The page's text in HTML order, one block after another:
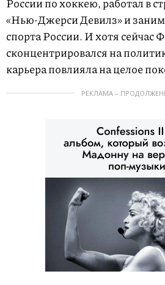
«Нью-Джерси Девилз» и
спорта России. И хотя сейчас
сконцентрировался на
карьера повлияла на целое
РЕКЛАМА –